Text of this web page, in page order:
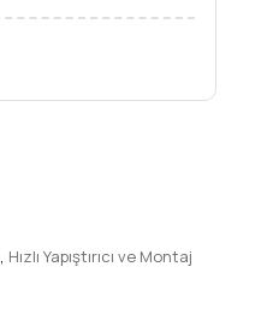
, Hızlı Yapıştırıcı ve Montaj